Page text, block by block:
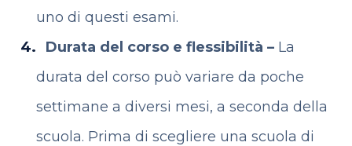
uno di questi esami.
Durata del corso e flessibilità – La
durata del corso può variare da poche
settimane a diversi mesi, a seconda della
scuola. Prima di scegliere una scuola di